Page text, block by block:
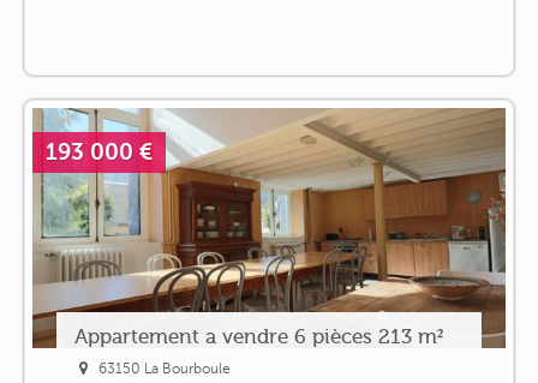
193 000 €
Appartement a vendre 6 pièces 213 m²
63150 La Bourboule